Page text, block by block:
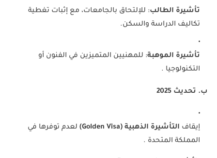
تأشيرة الطالب: للإلتحاق بالجامعات، مع إثبات تغطية
تكاليف الدراسة والسكن.
تأشيرة الموهبة: للمهنيين المتميزين في الفنون أو
التكنولوجيا .
ب. تحديث 2025
إيقاف التأشيرة الذهبية (Golden Visa)
لعدم توفرها في
المملكة المتحدة .